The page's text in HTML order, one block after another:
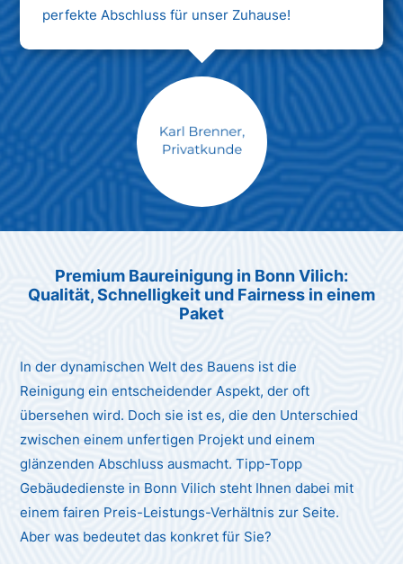
perfekte Abschluss für unser Zuhause!
Max Mustermann
Premium Baureinigung in Bonn Vilich:
Qualität, Schnelligkeit und Fairness in einem
Paket
In der dynamischen Welt des Bauens ist die
Reinigung ein entscheidender Aspekt, der oft
übersehen wird. Doch sie ist es, die den Unterschied
zwischen einem unfertigen Projekt und einem
glänzenden Abschluss ausmacht. Tipp-Topp
Gebäudedienste in Bonn Vilich steht Ihnen dabei mit
einem fairen Preis-Leistungs-Verhältnis zur Seite.
Aber was bedeutet das konkret für Sie?